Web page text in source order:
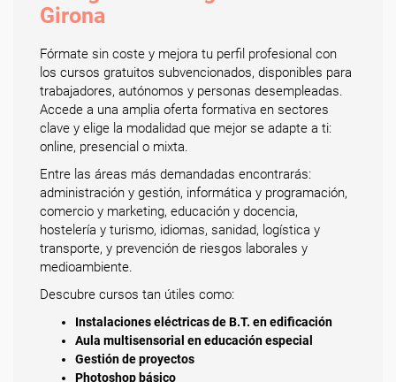
Girona
Fórmate sin coste y mejora tu perfil profesional con
los cursos gratuitos subvencionados, disponibles para
trabajadores, autónomos y personas desempleadas.
Accede a una amplia oferta formativa en sectores
clave y elige la modalidad que mejor se adapte a ti:
online, presencial o mixta.
Entre las áreas más demandadas encontrarás:
administración y gestión, informática y programación,
comercio y marketing, educación y docencia,
hostelería y turismo, idiomas, sanidad, logística y
transporte, y prevención de riesgos laborales y
medioambiente.
Descubre cursos tan útiles como:
Instalaciones eléctricas de B.T. en edificación
Aula multisensorial en educación especial
Gestión de proyectos
Photoshop básico